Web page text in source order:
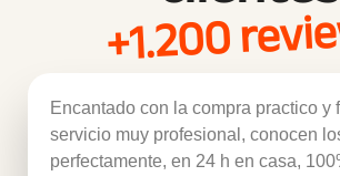
+1.200
Encantado con la compra practico y
servicio muy profesional, conocen
perfectamente, en 24 h en casa,